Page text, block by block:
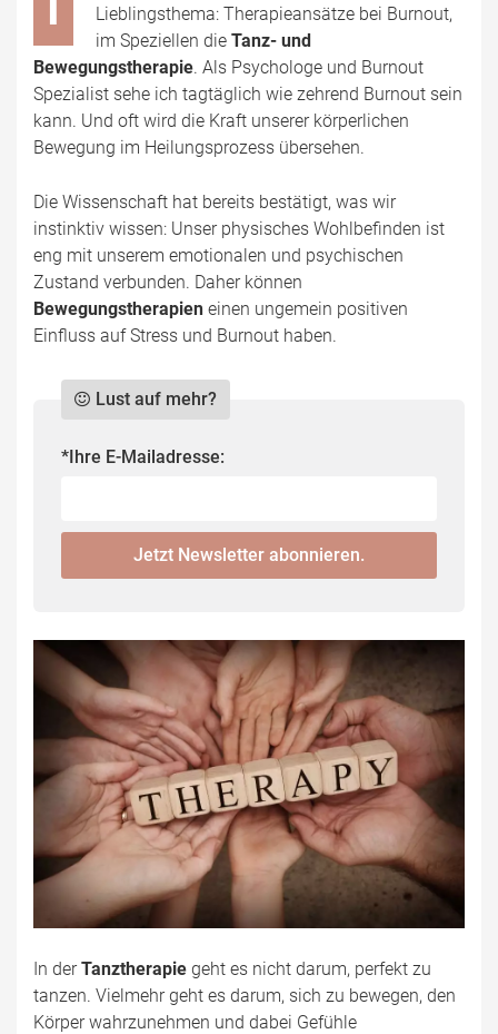
Lieblingsthema: Therapieansätze bei Burnout,
im Speziellen die Tanz- und
Bewegungstherapie. Als Psychologe und Burnout
Spezialist sehe ich tagtäglich wie zehrend Burnout sein
kann. Und oft wird die Kraft unserer körperlichen
Bewegung im Heilungsprozess übersehen.
Die Wissenschaft hat bereits bestätigt, was wir
instinktiv wissen: Unser physisches Wohlbefinden ist
eng mit unserem emotionalen und psychischen
Zustand verbunden. Daher können
Bewegungstherapien einen ungemein positiven
Einfluss auf Stress und Burnout haben.
Do
this
Lust auf mehr?
*Ihre E-Mailadresse:
Jetzt Newsletter abonnieren.
In derTanztherapie geht es nicht darum, perfekt zu
tanzen. Vielmehr geht es darum, sich zu bewegen, den
Körper wahrzunehmen und dabei Gefühle